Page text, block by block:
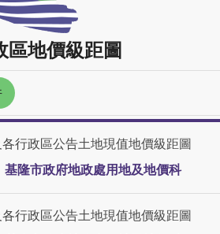
區地價級距圖
行政區公告土地現值地價級距圖
基隆市政府地政處用地及地價科
行政區公告土地現值地價級距圖